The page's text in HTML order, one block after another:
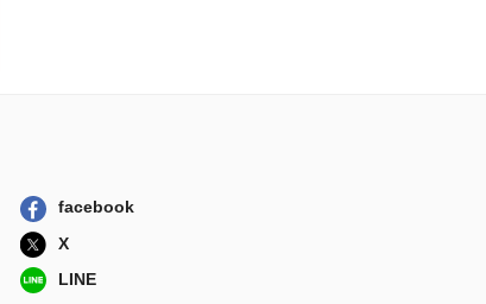
新訳サロメ
facebook
X
LINE